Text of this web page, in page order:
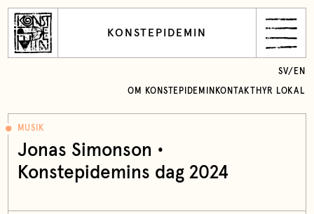
KONSTEPIDEMIN
OM KONSTEPIDEMIN KONTAKT HYR LOKAL
SV/ EN
MUSIK
Jonas Simonson •
Konstepidemins dag 2024